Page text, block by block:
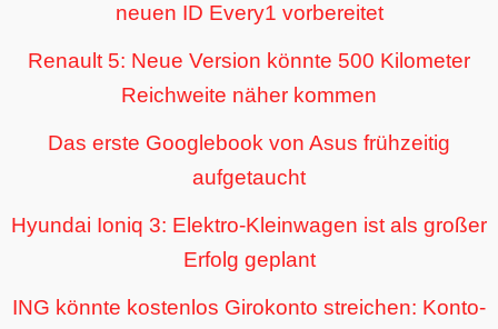
neuen ID Every1 vorbereitet
Renault 5: Neue Version könnte 500 Kilometer
Reichweite näher kommen
Das erste Googlebook von Asus frühzeitig
aufgetaucht
Hyundai Ioniq 3: Elektro-Kleinwagen ist als großer
Erfolg geplant
ING könnte kostenlos Girokonto streichen: Konto-